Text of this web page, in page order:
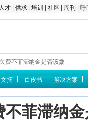
人才 供求 培训 社区 周刊 呼
费不菲滞纳金是否该缴
文摘 白皮书 解决方案
不菲滞纳